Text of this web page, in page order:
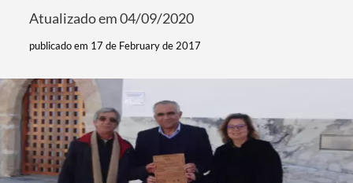
Atualizado em 04/09/2020
publicado em 17 de February de 2017